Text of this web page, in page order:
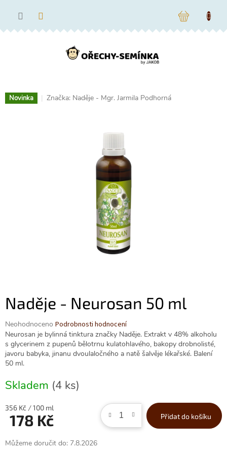
NÁKUPNÍ
Novinka Značka: Naděje - Mgr. Jarmila Podhorná
Naděje - Neurosan 50 ml
Průměrné
hodnocení
produktu
je
0,0
5
hvězdiček.
Neohodnoceno Podrobnosti hodnocení
Neurosan je bylinná tinktura značky Naděje. Extrakt v 48% alkoholu
s glycerinem z pupenů bělotrnu kulatohlavého, bakopy drobnolisté,
javoru babyka, jinanu dvoulaločného a natě šalvěje lékařské. Balení
50 ml.
Skladem (4 ks)
Měrná
cena:
356 Kč / 100 ml
178 Kč Přidat do košíku
Můžeme doručit do: 7.8.2026